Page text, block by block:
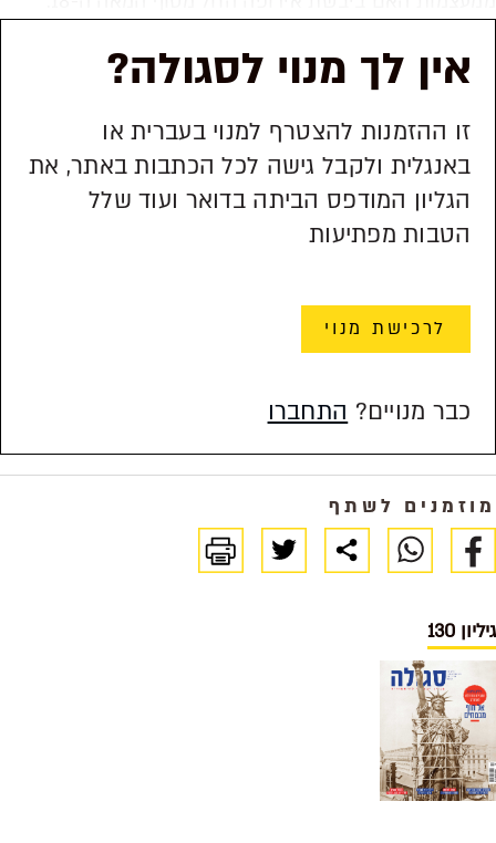
אין לך מנוי לסגולה?
זו ההזמנות להצטרף למנוי בעברית או
באנגלית ולקבל גישה לכל הכתבות באתר, את
הגליון המודפס הביתה בדואר ועוד שלל
הטבות מפתיעות
לרכישת מנוי
כבר מנויים? התחברו
מוזמנים לשתף
גיליון 130